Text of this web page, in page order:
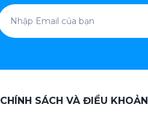
CHÍNH SÁCH VÀ ĐIỀU KHOẢN